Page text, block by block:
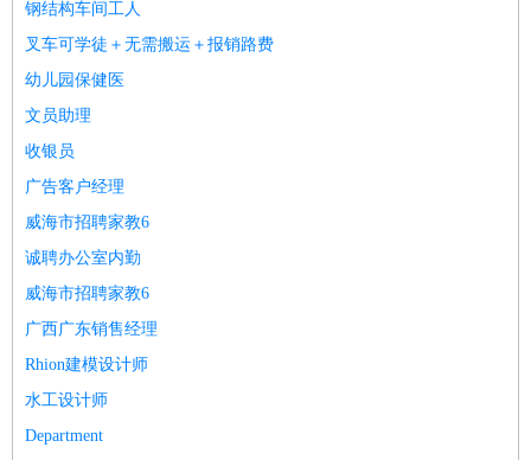
钢结构车间工人
叉车可学徒＋无需搬运＋报销路费
幼儿园保健医
文员助理
收银员
广告客户经理
威海市招聘家教6
诚聘办公室内勤
威海市招聘家教6
广西广东销售经理
Rhion建模设计师
水工设计师
Department